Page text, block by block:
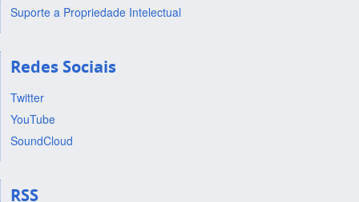
Suporte a Propriedade Intelectual
Redes Sociais
Twitter
YouTube
SoundCloud
RSS